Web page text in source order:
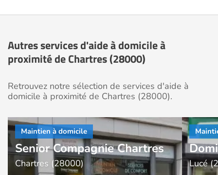
Autres services d'aide à domicile à
proximité de Chartres (28000)
Retrouvez notre sélection de services d'aide à
domicile à proximité de Chartres (28000).
Senior Compagnie Chartres
Chartres (28000) Lucé